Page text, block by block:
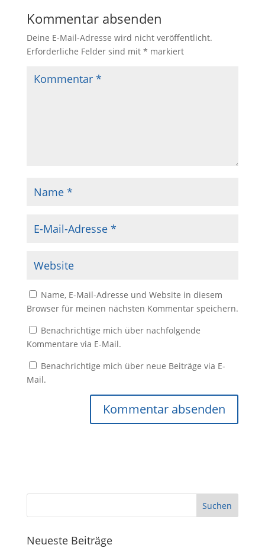
Kommentar absenden
Deine E-Mail-Adresse wird nicht veröffentlicht.
Erforderliche Felder sind mit * markiert
Name, E-Mail-Adresse und Website in diesem
Browser für meinen nächsten Kommentar speichern.
Benachrichtige mich über nachfolgende
Kommentare via E-Mail.
Benachrichtige mich über neue Beiträge via E-
Mail.
Neueste Beiträge